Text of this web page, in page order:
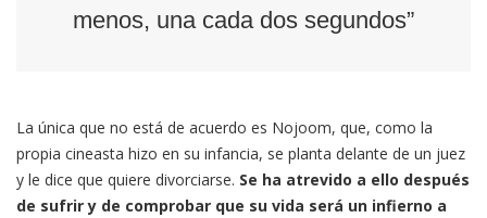
menos, una cada dos segundos”
La única que no está de acuerdo es Nojoom, que, como la
propia cineasta hizo en su infancia, se planta delante de un juez
y le dice que quiere divorciarse. Se ha atrevido a ello después
de sufrir y de comprobar que su vida será un infierno a